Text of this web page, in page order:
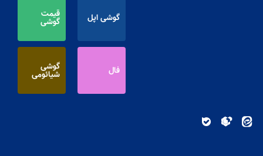
گوشی اپل قیمت
گوشی
فال گوشی
شیائومی